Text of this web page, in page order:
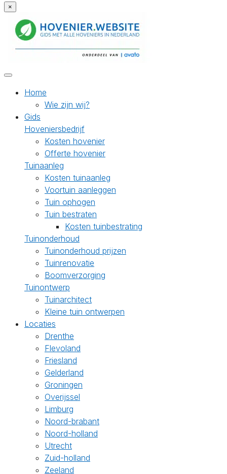
×
Home
Wie zijn wij?
Gids
Hoveniersbedrijf
Kosten hovenier
Offerte hovenier
Tuinaanleg
Kosten tuinaanleg
Voortuin aanleggen
Tuin ophogen
Tuin bestraten
Kosten tuinbestrating
Tuinonderhoud
Tuinonderhoud prijzen
Tuinrenovatie
Boomverzorging
Tuinontwerp
Tuinarchitect
Kleine tuin ontwerpen
Locaties
Drenthe
Flevoland
Friesland
Gelderland
Groningen
Overijssel
Limburg
Noord-brabant
Noord-holland
Utrecht
Zuid-holland
Zeeland